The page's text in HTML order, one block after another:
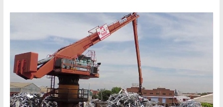
–
Precio
de
Chatarra